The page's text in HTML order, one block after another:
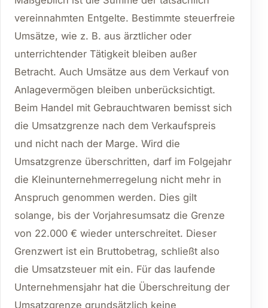
vereinnahmten Entgelte. Bestimmte steuerfreie
Umsätze, wie z. B. aus ärztlicher oder
unterrichtender Tätigkeit bleiben außer
Betracht. Auch Umsätze aus dem Verkauf von
Anlagevermögen bleiben unberücksichtigt.
Beim Handel mit Gebrauchtwaren bemisst sich
die Umsatzgrenze nach dem Verkaufspreis
und nicht nach der Marge. Wird die
Umsatzgrenze überschritten, darf im Folgejahr
die Kleinunternehmerregelung nicht mehr in
Anspruch genommen werden. Dies gilt
solange, bis der Vorjahresumsatz die Grenze
von 22.000 € wieder unterschreitet. Dieser
Grenzwert ist ein Bruttobetrag, schließt also
die Umsatzsteuer mit ein. Für das laufende
Unternehmensjahr hat die Überschreitung der
Umsatzgrenze grundsätzlich keine